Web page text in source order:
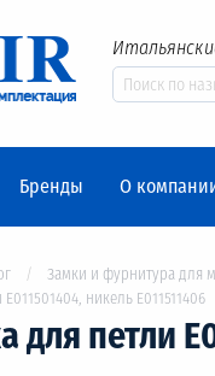
Бренды О
Замки и фурнитура для
никель Е011511406
для петли